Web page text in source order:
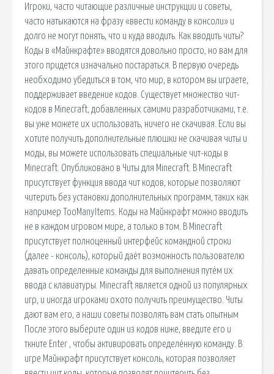
Игроки, часто читающие различные инструкции и советы,
часто натыкаются на фразу «ввести команду в консоли» и
долго не могут понять, что и куда вводить. Как вводить читы?
Коды в «Майнкрафте» вводятся довольно просто, но вам для
этого придется изначально постараться. В первую очередь
необходимо убедиться в том, что мир, в котором вы играете,
поддерживает введение кодов. Существует множество чит-
кодов в Minecraft, добавленных самими разработчиками, т.е.
вы уже можете их использовать, ничего не скачивая. Если вы
хотите получить дополнительные плюшки не скачивая читы и
моды, вы можете использовать специальные чит-коды в
Minecraft. Опубликовано в Читы для Minecraft. В Minecraft
присутствует функция ввода чит кодов, которые позволяют
читерить без установки дополнительных программ, таких как
например TooManyItems. Коды на Майнкрафт можно вводить
не в каждом игровом мире, а только в том. В Minecraft
присутствует полноценный интерфейс командной строки
(далее - консоль), который даёт возможность пользователю
давать определенные команды для выполнения путём их
ввода с клавиатуры. Minecraft является одной из популярных
игр, и иногда игроками охото получить преимущество. Читы
дают вам его, а наши советы позволять вам стать опытным
После этого выберите один из кодов ниже, введите его и
ткните Enter , чтобы активировать определённую команду. В
игре Майнкрафт присутствует консоль, которая позволяет